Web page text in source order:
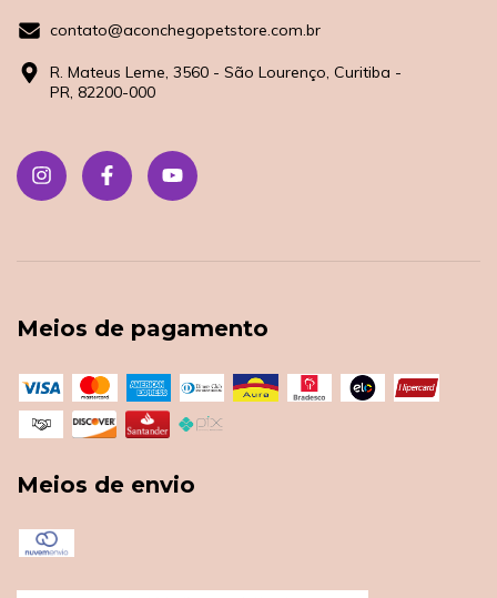
contato@aconchegopetstore.com.br
R. Mateus Leme, 3560 - São Lourenço, Curitiba -
PR, 82200-000
Meios de pagamento
Meios de envio